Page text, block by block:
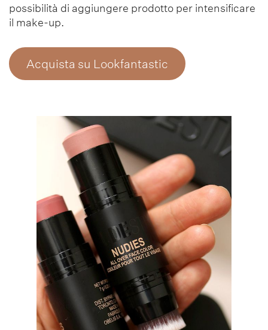
possibilità di aggiungere prodotto per intensificare
il make-up.
Acquista su Lookfantastic